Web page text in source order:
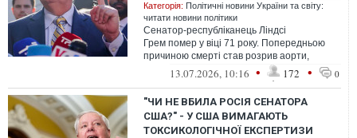
Категорія: Політичні новини України та світу:
читати новини політики
Сенатор-республіканець Ліндсі
Грем помер у віці 71 року. Попередньою
причиною смерті став розрив аорти,
спричинений атеросклеротичним серцево-
13.07.2026, 10:16 • 172 • 0
"ЧИ НЕ ВБИЛА РОСІЯ СЕНАТОРА
США?" - У США ВИМАГАЮТЬ
ТОКСИКОЛОГІЧНОЇ ЕКСПЕРТИЗИ